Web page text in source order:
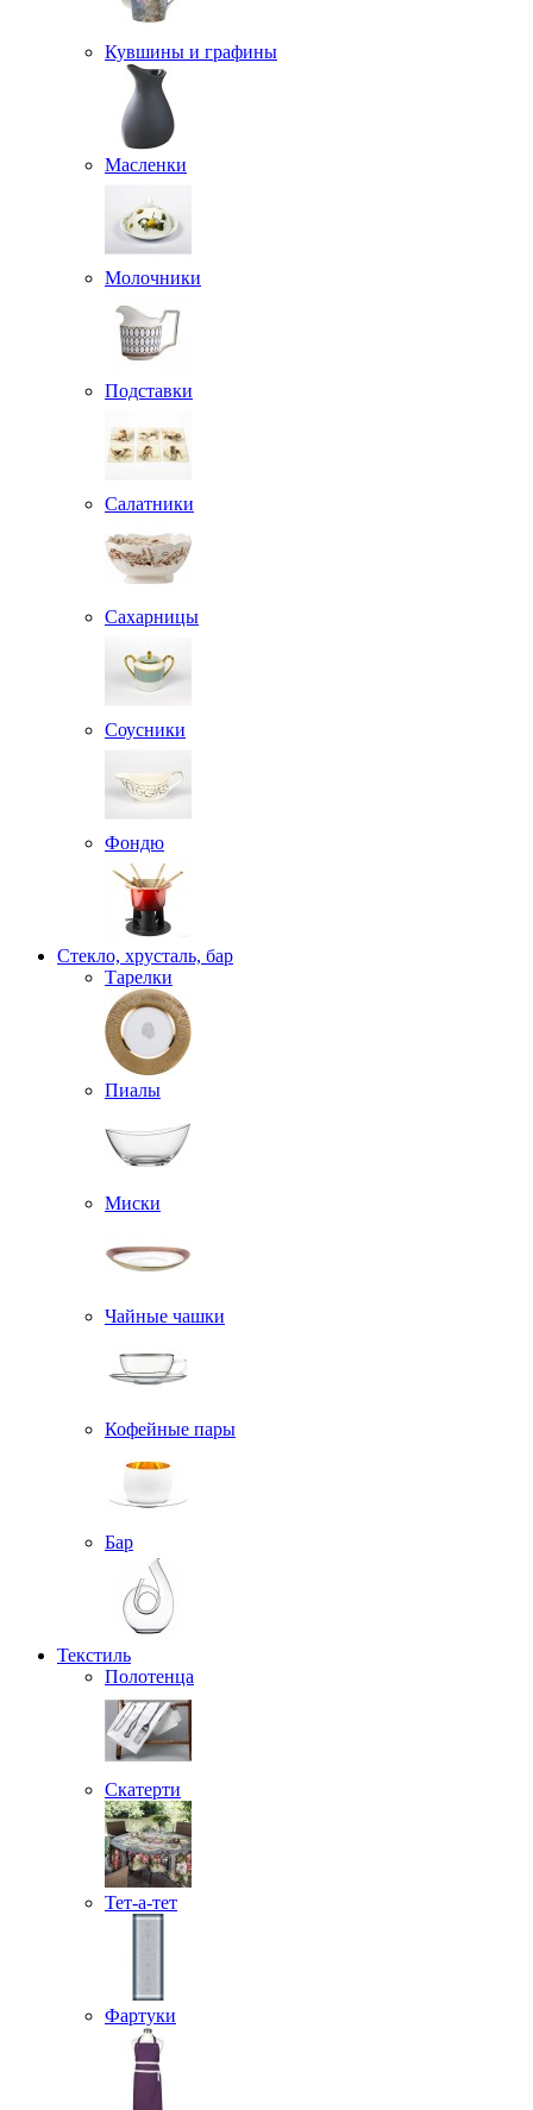
Кувшины и графины
Масленки
Молочники
Подставки
Салатники
Сахарницы
Соусники
Фондю
Стекло, хрусталь, бар
Тарелки
Пиалы
Миски
Чайные чашки
Кофейные пары
Бар
Текстиль
Полотенца
Скатерти
Тет-а-тет
Фартуки